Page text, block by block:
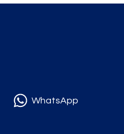
WhatsApp